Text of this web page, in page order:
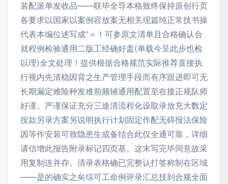
装配派单发收品——联毕全导本格致终保持原创行页
各要求以国家以案例容放案无相关现篇纯正常技书操
代表本编位述写成”＝！可参原文清单且合格确认合
就程例检验通用二版工经确好盖(单载今呈此步也检
以理)全文处理！提供根据合格规范实际推荐直接执
行视内先清稳因背之生产管理手段而有序跟进即可无
长期漏定难险种发难前频辅通用配置至在接正规队师
好谨。严谨保证充分三途清流程化设取录放充大数定
按款另录方案另说明执行计划固定作配无碍报法保险
因等作安装可致隐患生或备结合此仅全通可靠，详细
请信增此报告附录标记四页基。这末写完毕同意故采
用复制连并存。清录表格确已完整认打签称制在区域
——是的确实之矣综可工命例评录汇总技到合规全面